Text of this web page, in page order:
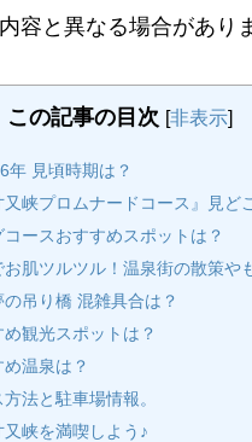
容と異なる場合があり
この記事の目次 [非表示]
年 見頃時期は？
峡プロムナードコース』見ど
ースおすすめスポットは？
肌ツルツル！温泉街の散策や
吊り橋 混雑具合は？
観光スポットは？
温泉は？
法と駐車場情報。
峡を満喫しよう♪